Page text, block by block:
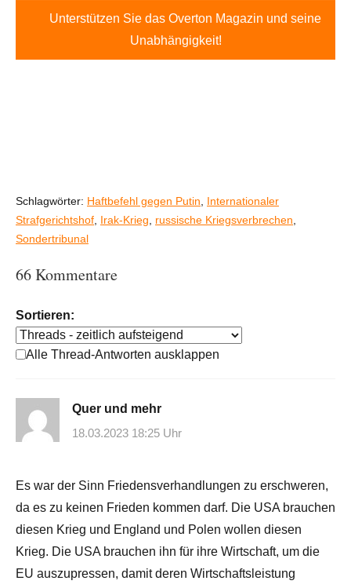
Unterstützen Sie das Overton Magazin und seine
Unabhängigkeit!
Schlagwörter: Haftbefehl gegen Putin
Internationaler
Strafgerichtshof Irak-Krieg russische Kriegsverbrechen
Sondertribunal
66 Kommentare
Sortieren:
Alle Thread-Antworten ausklappen
Quer und mehr
18.03.2023 18:25 Uhr
Es war der Sinn Friedensverhandlungen zu erschweren,
da es zu keinen Frieden kommen darf. Die USA brauchen
diesen Krieg und England und Polen wollen diesen
Krieg. Die USA brauchen ihn für ihre Wirtschaft, um die
EU auszupressen, damit deren Wirtschaftsleistung